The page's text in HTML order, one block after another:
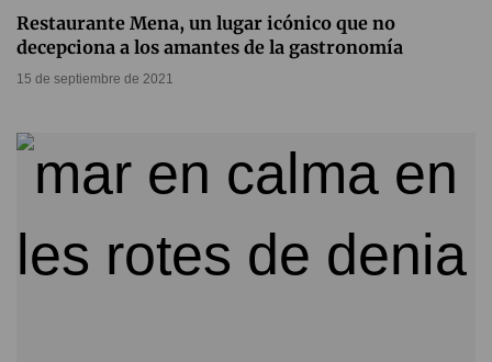
Restaurante Mena, un lugar icónico que no
decepciona a los amantes de la gastronomía⁣
15 de septiembre de 2021